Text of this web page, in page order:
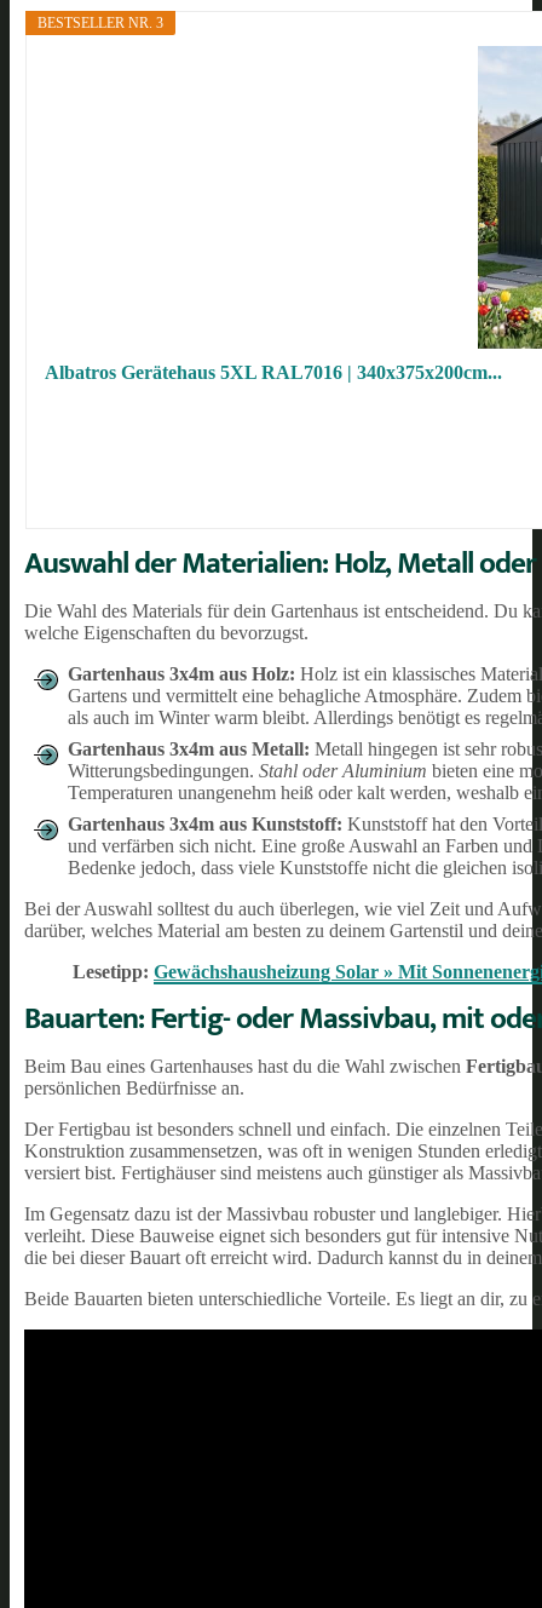
BESTSELLER NR. 3
Albatros Gerätehaus 5XL RAL7016 | 340x375x200cm...
Auswahl der Materialien: Holz, Metall
Die Wahl des Materials für dein Gartenhaus ist entscheidend. Du
welche Eigenschaften du bevorzugst.
Gartenhaus 3x4m aus Holz: Holz ist ein klassisches
Gartens und vermittelt eine behagliche Atmosphäre. Zudem
als auch im Winter warm bleibt. Allerdings benötigt es
Gartenhaus 3x4m aus Metall: Metall hingegen ist sehr
Witterungsbedingungen. Stahl oder Aluminium bieten eine
Temperaturen unangenehm heiß oder kalt werden, weshalb
Gartenhaus 3x4m aus Kunststoff: Kunststoff hat den
und verfärben sich nicht. Eine große Auswahl an Farben
Bedenke jedoch, dass viele Kunststoffe nicht die gleichen
Bei der Auswahl solltest du auch überlegen, wie viel Zeit und
darüber, welches Material am besten zu deinem Gartenstil und
Lesetipp: Gewächshausheizung Solar » Mit
Bauarten: Fertig- oder Massivbau, mit
Beim Bau eines Gartenhauses hast du die Wahl zwischen
persönlichen Bedürfnisse an.
Der Fertigbau ist besonders schnell und einfach. Die einzelnen
Konstruktion zusammensetzen, was oft in wenigen Stunden
versiert bist. Fertighäuser sind meistens auch günstiger als
Im Gegensatz dazu ist der Massivbau robuster und langlebiger.
verleiht. Diese Bauweise eignet sich besonders gut für intensive
die bei dieser Bauart oft erreicht wird. Dadurch kannst du in
Beide Bauarten bieten unterschiedliche Vorteile. Es liegt an dir, zu